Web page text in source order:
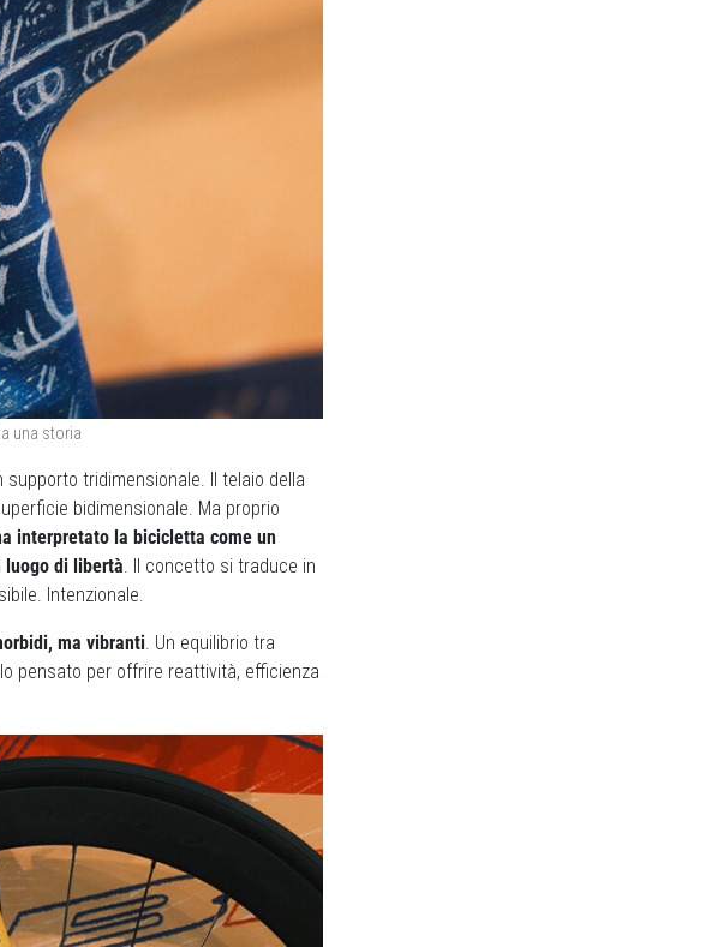
una storia
tridimensionale. Il telaio della
bidimensionale. Ma proprio
interpretato la bicicletta come un
luogo di libertà. Il concetto si traduce in
Intenzionale.
ma vibranti. Un equilibrio tra
pensato per offrire reattività, efficienza